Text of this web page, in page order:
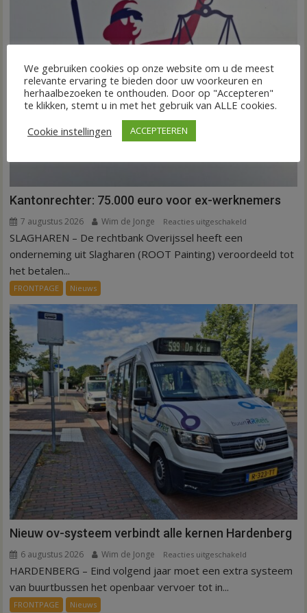
Kantonrechter: 75.000 euro voor ex-werknemers
7 augustus 2026 Wim de Jonge Reacties uitgeschakeld
75.000
werknemers
SLAGHAREN – De rechtbank Overijssel heeft een
onderneming uit Slagharen (ROOT Painting) veroordeeld tot
het betalen...
FRONTPAGE Nieuws
Nieuw ov-systeem verbindt alle kernen Hardenberg
6 augustus 2026 Wim de Jonge Reacties uitgeschakeld
Nieuw
HARDENBERG – Eind volgend jaar moet een extra systeem
van buurtbussen het openbaar vervoer tot in...
FRONTPAGE Nieuws
We gebruiken cookies op onze website om u de meest
relevante ervaring te bieden door uw voorkeuren en
herhaalbezoeken te onthouden. Door op "Accepteren"
te klikken, stemt u in met het gebruik van ALLE cookies.
Cookie instellingen
ACCEPTEEREN